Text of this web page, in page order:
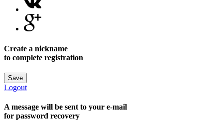
Create a nickname
to complete registration
Save
Logout
A message will be sent to уour e-mail
for password recovery